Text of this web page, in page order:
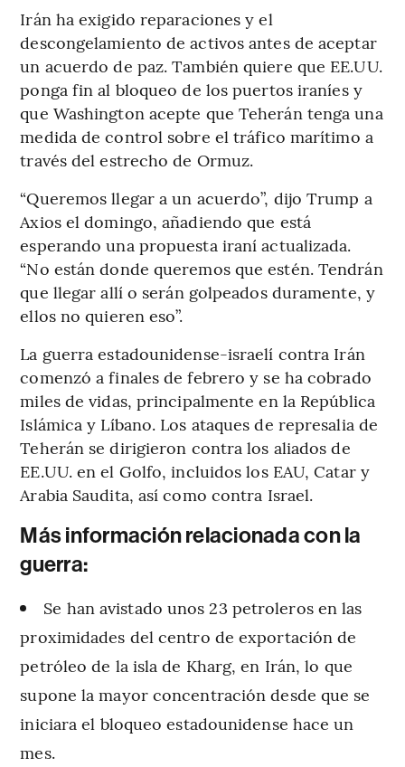
Irán ha exigido reparaciones y el
descongelamiento de activos antes de aceptar
un acuerdo de paz. También quiere que EE.UU.
ponga fin al bloqueo de los puertos iraníes y
que Washington acepte que Teherán tenga una
medida de control sobre el tráfico marítimo a
través del estrecho de Ormuz.
“Queremos llegar a un acuerdo”, dijo Trump a
Axios el domingo, añadiendo que está
esperando una propuesta iraní actualizada.
“No están donde queremos que estén. Tendrán
que llegar allí o serán golpeados duramente, y
ellos no quieren eso”.
La guerra estadounidense-israelí contra Irán
comenzó a finales de febrero y se ha cobrado
miles de vidas, principalmente en la República
Islámica y Líbano. Los ataques de represalia de
Teherán se dirigieron contra los aliados de
EE.UU. en el Golfo, incluidos los EAU, Catar y
Arabia Saudita, así como contra Israel.
Más información relacionada con la
guerra:
Se han avistado unos 23 petroleros en las
proximidades del centro de exportación de
petróleo de la isla de Kharg, en Irán, lo que
supone la mayor concentración desde que se
iniciara el bloqueo estadounidense hace un
mes.